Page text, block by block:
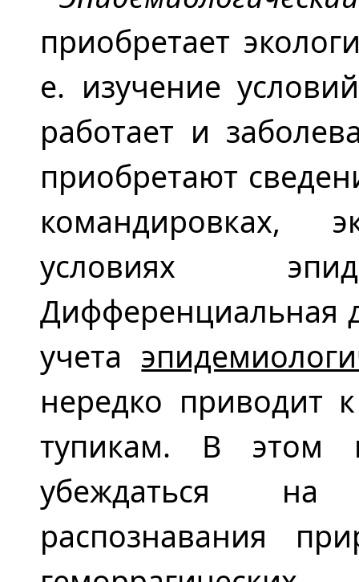
приобретает
е. изучение
работает и
приобретают
командировках,
условиях
Дифференциальная
учета
нередко приводит
тупикам. В этом
убеждаться на
распознавания